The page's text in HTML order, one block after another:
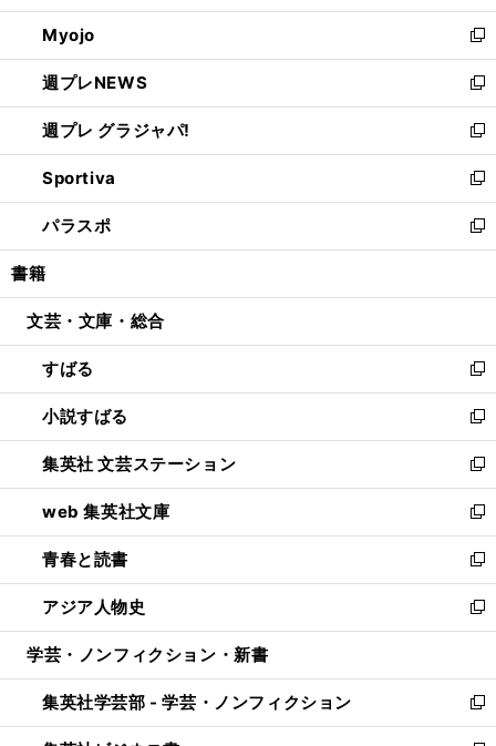
開
く
ウ
で
開
く
ン
ド
ウ
で
開
く
ウ
ィ
ン
ド
ウ
で
開
く
Myojo
新
し
い
ウ
ィ
ン
ド
ウ
で
開
週プレNEWS
新
し
い
ウ
ィ
ン
ド
ウ
開
週プレ グラジャパ!
新
し
い
ウ
ィ
ン
ウ
開
く
Sportiva
新
し
い
ウ
ン
ウ
で
開
く
パラスポ
新
し
ウ
ン
ド
ウ
で
開
く
書籍
文芸・文庫・総合
すばる
新
し
い
ウ
ィ
ン
ド
ウ
で
開
く
小説すばる
新
し
い
ウ
ィ
ン
ド
ウ
で
開
集英社 文芸ステーション
新
し
い
ウ
ィ
ン
ド
ウ
開
く
web 集英社文庫
新
し
い
ウ
ィ
ン
ウ
で
開
青春と読書
新
し
い
ウ
ン
ド
ウ
アジア人物史
新
し
ウ
ィ
ン
学芸・ノンフィクション・新書
集英社学芸部 - 学芸・ノンフィクション
新
し